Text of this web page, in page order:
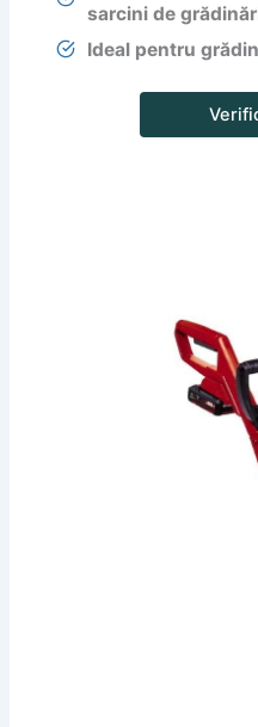
sarcini de
Ideal pentru